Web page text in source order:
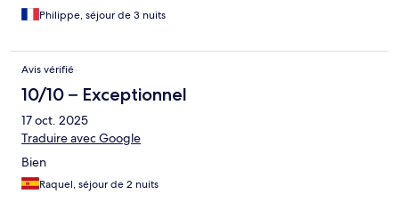
Philippe, séjour de 3 nuits
Avis vérifié
10/10 – Exceptionnel
17 oct. 2025
Traduire avec Google
Bien
Raquel, séjour de 2 nuits